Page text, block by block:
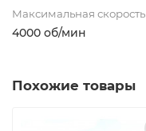
Максимальная скорость
4000 об/мин
Похожие товары